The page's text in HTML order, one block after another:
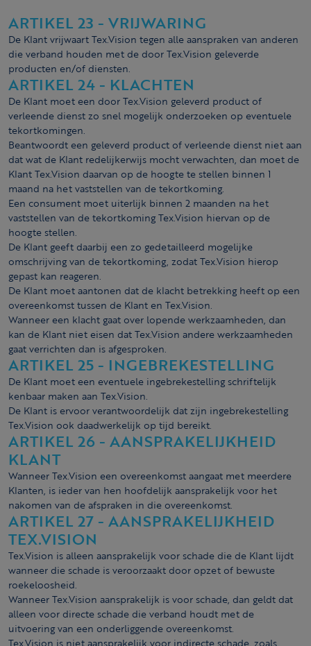
ARTIKEL 23 - VRIJWARING
De Klant vrijwaart Tex.Vision tegen alle aanspraken van anderen
die verband houden met de door Tex.Vision geleverde
producten en/of diensten.
ARTIKEL 24 - KLACHTEN
De Klant moet een door Tex.Vision geleverd product of
verleende dienst zo snel mogelijk onderzoeken op eventuele
tekortkomingen.
Beantwoordt een geleverd product of verleende dienst niet aan
dat wat de Klant redelijkerwijs mocht verwachten, dan moet de
Klant Tex.Vision daarvan op de hoogte te stellen binnen 1
maand na het vaststellen van de tekortkoming.
Een consument moet uiterlijk binnen 2 maanden na het
vaststellen van de tekortkoming Tex.Vision hiervan op de
hoogte stellen.
De Klant geeft daarbij een zo gedetailleerd mogelijke
omschrijving van de tekort­koming, zodat Tex.Vision hierop
gepast kan reageren.
De Klant moet aantonen dat de klacht betrekking heeft op een
overeenkomst tussen de Klant en Tex.Vision.
Wanneer een klacht gaat over lopende werkzaamheden, dan
kan de Klant niet eisen dat Tex.Vision andere werkzaamheden
gaat verrichten dan is afgesproken.
ARTIKEL 25 - INGEBREKESTELLING
De Klant moet een eventuele ingebrekestelling schriftelijk
kenbaar maken aan Tex.Vision.
De Klant is ervoor verantwoordelijk dat zijn ingebrekestelling
Tex.Vision ook daadwerkelijk op tijd bereikt.
ARTIKEL 26 - AANSPRAKELIJKHEID
KLANT
Wanneer Tex.Vision een overeenkomst aangaat met meerdere
Klanten, is ieder van hen hoofdelijk aansprakelijk voor het
nakomen van de afspraken in die overeenkomst.
ARTIKEL 27 - AANSPRAKELIJKHEID
TEX.VISION
Tex.Vision is alleen aansprakelijk voor schade die de Klant lijdt
wanneer die schade is veroorzaakt door opzet of bewuste
roekeloosheid.
Wanneer Tex.Vision aansprakelijk is voor schade, dan geldt dat
alleen voor directe schade die verband houdt met de
uitvoering van een onderliggende overeenkomst.
Tex.Vision is niet aansprakelijk voor indirecte schade, zoals